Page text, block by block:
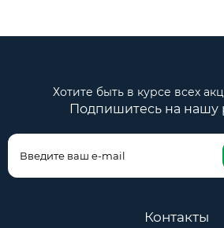
Хотите быть в курсе всех
Подпишитесь на нашу
Контакты